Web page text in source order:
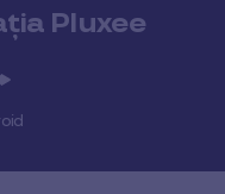
Pluxee